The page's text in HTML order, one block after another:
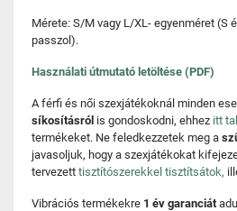
Mérete: S/M vagy L/XL- egyenméret (S
passzol).
Használati útmutató letöltése (PDF)
A férfi és női szexjátékoknál minden
síkosításról is gondoskodni, ehhez itt
termékeket. Ne feledkezzetek meg a
javasoljuk, hogy a szexjátékokat
tervezett tisztítószerekkel tisztítsátok,
Vibrációs termékekre 1 év garanciát